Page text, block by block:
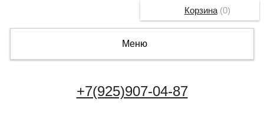
Меню
+7(925)907-04-87
Корзина(0)